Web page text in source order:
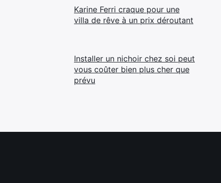
Karine Ferri craque pour une
villa de rêve à un prix déroutant
Installer un nichoir chez soi peut
vous coûter bien plus cher que
prévu